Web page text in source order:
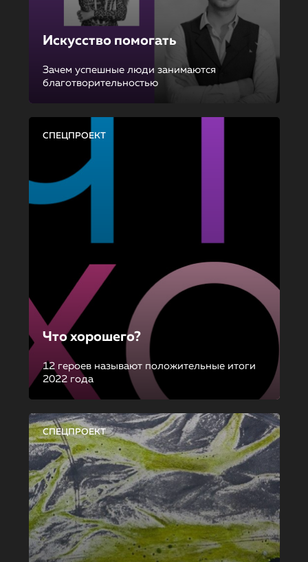
Искусство помогать
Зачем успешные люди занимаются
благотворительностью
СПЕЦПРОЕКТ
Что хорошего?
12 героев называют положительные итоги
2022 года
СПЕЦПРОЕКТ